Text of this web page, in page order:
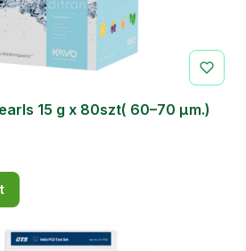
15 g x 80szt( 60–70 μm.)